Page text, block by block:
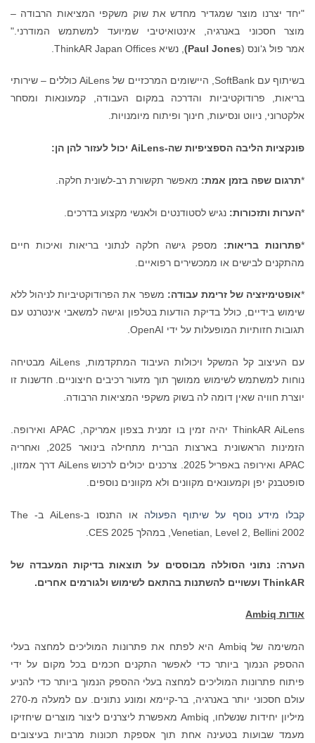
"יחד יצרנו מוצר שמגדיר מחדש את שוק משקפי המציאות הרבודה –
מוצר חסכוני באנרגיה, אינטואיטיבי שמיועד למשתמש המודרני."
אמר פול ג‘ונס ( Paul Jones
), נשיא ThinkAR Japan Offices.
בשיתוף עם SoftBank, היישומים המרכזיים של AiLens כוללים – שירותי
בריאות, פרודוקטיביות והדרכה במקום העבודה, קמעונאות ומסחר
אלקטרוני, ניווט ונסיעות, חינוך ופיתוח מיומנויות.
פונקציות הליבה הספציפיות שה-AiLens יכול לעזור להן הן:
תרגום שפה בזמן אמת:מאפשר תקשורת רב-לשונית חלקה.
הערות ותזכורות:נגיש לסטודנטים ולאנשי מקצוע בדרכים.
פתרונות בריאות:מספק גישה חלקה לנתוני בריאות ואיכות חיים
מהתקנים לבישים או ממכשירים רפואיים.
אופטימיזציה של זרימת עבודה:משפר את הפרודוקטיביות לניהול ללא
שימוש בידיים, כולל בדיקת הודעות בטלפון וגישה למשאבי אינטרנט עם
תגובות חזותיות המופעלות על ידי OpenAI.
עם העיצוב קל המשקל ויכולות העיבוד המתקדמות, AiLens מבטיחה
נוחות למשתמש לשימוש ממושך תוך מזעור רכיבים חיצוניים. חדשנות זו
יוצרת חוויה שאין דומה לה בשוק משקפי המציאות הרבודה.
ThinkAR AiLens יהיה זמין בו זמנית בצפון אמריקה, APAC ואירופה.
הזמינות הראשונית בארצות הברית מתחילה בינואר 2025, ואחריה
APAC ואירופה באפריל 2025. צרכנים יכולים לרכוש AiLens דרך אמזון,
סופטבנק יפן וקמעונאים מקוונים ולא מקוונים נוספים.
קבלו מידע נוסף על שיתוף הפעולה
או התנסו ב-AiLens ב- The
Venetian, Level 2, Bellini 2002, במהלך CES 2025.
הערה: נתוני הסוללה מבוססים על תוצאות בדיקות המעבדה של
ThinkAR ועשויים להשתנות בהתאם לשימוש ולגורמים אחרים.
אודות Ambiq
המשימה של Ambiq היא לפתח את פתרונות המוליכים למחצה בעלי
ההספק הנמוך ביותר כדי לאפשר התקנים חכמים בכל מקום על ידי
פיתוח פתרונות המוליכים למחצה בעלי ההספק הנמוך ביותר כדי להניע
עולם חסכוני יותר באנרגיה, בר-קיימא ומונע נתונים. עם למעלה מ-270
מיליון יחידות שנשלחו, Ambiq מאפשרת ליצרנים ליצור מוצרים שיחזיקו
מעמד שבועות בטעינה אחת תוך אספקת תכונות מרביות בעיצובים